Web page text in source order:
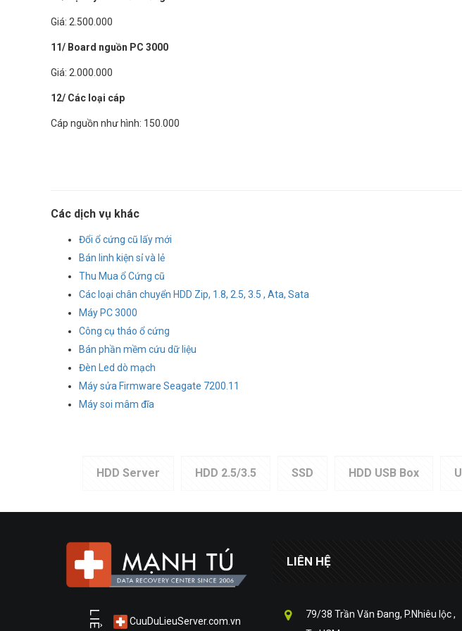
Giá: 2.500.000
11/ Board nguồn PC 3000
Giá: 2.000.000
12/ Các loại cáp
Cáp nguồn như hình: 150.000
Các dịch vụ khác
Đổi ổ cứng cũ lấy mới
Bán linh kiện sỉ và lẻ
Thu Mua ổ Cứng cũ
Các loại chân chuyển HDD Zip, 1.8, 2.5, 3.5 , Ata, Sata
Máy PC 3000
Công cụ tháo ổ cứng
Bán phần mềm cứu dữ liệu
Đèn Led dò mạch
Máy sửa Firmware Seagate 7200.11
Máy soi mâm đĩa
HDD Server HDD 2.5/3.5 SSD HDD USB Box
CuuDuLieuServer.com.vn
LIÊN HỆ
79/38 Trần Văn Đang, P.Nhiêu lộc ,